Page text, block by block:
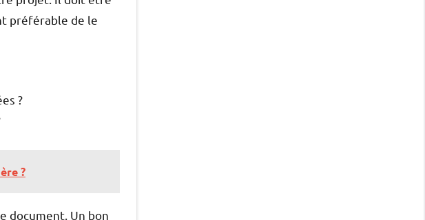
préférable de le
?
?
document. Un bon